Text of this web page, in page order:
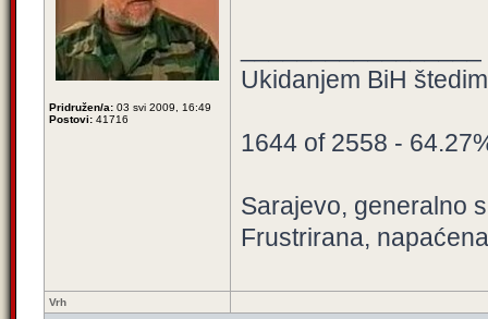
Pridružen/a: 03 svi 2009, 16:49
Postovi: 41716
Ukidanjem BiH
1644 of 2558 -
Sarajevo, generalno
Frustrirana,
Vrh